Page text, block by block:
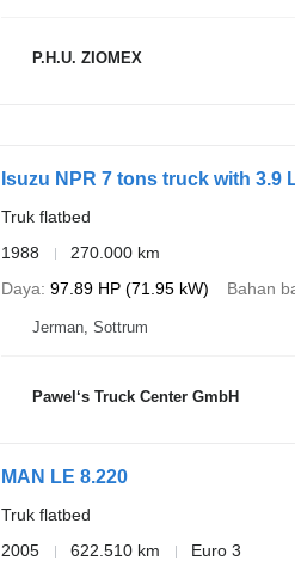
P.H.U. ZIOMEX
Isuzu NPR 7 tons truck with 3.9
Truk flatbed
1988
270.000 km
Daya 97.89 HP (71.95 kW) Bahan
Jerman, Sottrum
Pawel‘s Truck Center GmbH
MAN LE 8.220
Truk flatbed
2005
622.510 km
Euro 3